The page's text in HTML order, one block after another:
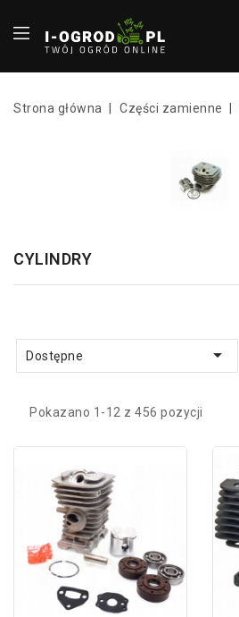
Strona główna Części zamienne
CYLINDRY
Dostępne 
Pokazano 1-12 z 456 pozycji